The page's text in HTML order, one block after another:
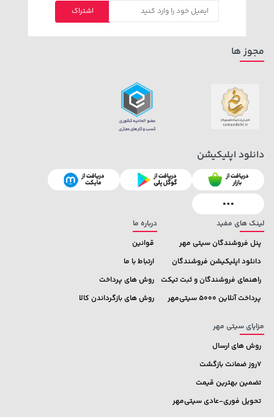
اشتراک
لینک های مفید
پنل فروشندگان سیتی مهر
دانلود اپلیکیشن فروشندگان
راهنمای فروشندگان و ثبت تیکت
پرداخت آنلاین 5000 سیتی‌مهر
درباره ما
قوانین
ارتباط با ما
روش های پرداخت
روش های بازگرداندن کالا
مزایای سیتی مهر
روش های ارسال
7روز ضمانت بازگشت
تضمین بهترین قیمت
تحویل فوری-عادی سیتی‌مهر
مجوز ها
دانلود اپلیکیشن